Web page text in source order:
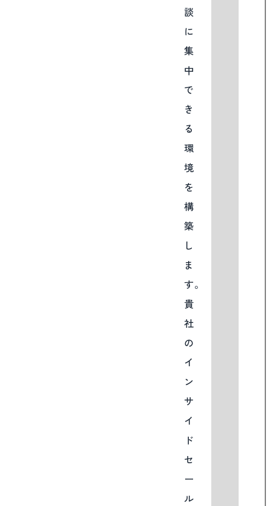
談
に
集
中
で
き
る
環
境
を
構
築
し
ま
す。
貴
社
の
イ
ン
サ
イ
ド
セ
ー
ル